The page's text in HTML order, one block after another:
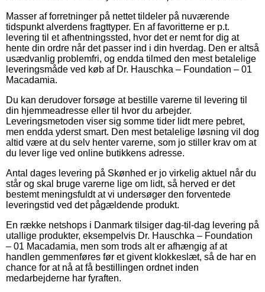
Masser af forretninger på nettet tildeler på nuværende
tidspunkt alverdens fragttyper. En af favoritterne er p.t.
levering til et afhentningssted, hvor det er nemt for dig at
hente din ordre når det passer ind i din hverdag. Den er altså
usædvanlig problemfri, og endda tilmed den mest betalelige
leveringsmåde ved køb af Dr. Hauschka – Foundation – 01
Macadamia.
Du kan derudover forsøge at bestille varerne til levering til
din hjemmeadresse eller til hvor du arbejder.
Leveringsmetoden viser sig somme tider lidt mere pebret,
men endda yderst smart. Den mest betalelige løsning vil dog
altid være at du selv henter varerne, som jo stiller krav om at
du lever lige ved online butikkens adresse.
Antal dages levering på Skønhed er jo virkelig aktuel når du
står og skal bruge varerne lige om lidt, så herved er det
bestemt meningsfuldt at vi undersøger den forventede
leveringstid ved det pågældende produkt.
En række netshops i Danmark tilsiger dag-til-dag levering på
utallige produkter, eksempelvis Dr. Hauschka – Foundation
– 01 Macadamia, men som trods alt er afhængig af at
handlen gemmenføres før et givent klokkeslæt, så de har en
chance for at nå at få bestillingen ordnet inden
medarbejderne har fyraften.